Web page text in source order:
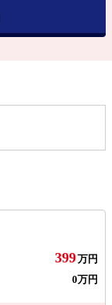
399万円
0万円